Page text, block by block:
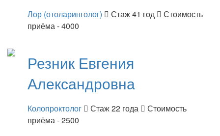
Лор (отоларинголог) Стаж 41 год
Стоимость
приёма - 4000
Резник Евгения
Александровна
Колопроктолог Стаж 22 года
Стоимость
приёма - 2500